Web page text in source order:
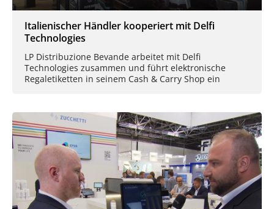
Italienischer Händler kooperiert mit Delfi
Technologies
LP Distribuzione Bevande arbeitet mit Delfi
Technologies zusammen und führt elektronische
Regaletiketten in seinem Cash & Carry Shop ein